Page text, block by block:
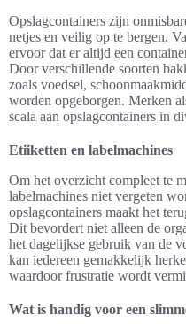
Opslagcontainers zijn
netjes en veilig op te bergen.
ervoor dat er altijd een
Door verschillende soorten
zoals voedsel,
worden opgeborgen. Merken
scala aan opslagcontainers in
Etiiketten en labelmachines
Om het overzicht compleet te
labelmachines niet vergeten
opslagcontainers maakt het
Dit bevordert niet alleen de
het dagelijkse gebruik van de
kan iedereen gemakkelijk
waardoor frustratie wordt
Wat is handig voor een